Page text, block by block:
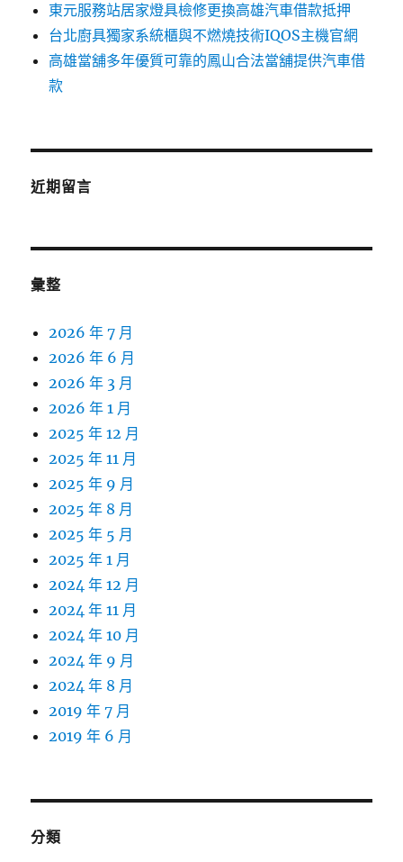
東元服務站居家燈具檢修更換高雄汽車借款抵押
台北廚具獨家系統櫃與不燃燒技術IQOS主機官網
高雄當舖多年優質可靠的鳳山合法當舖提供汽車借
款
近期留言
彙整
2026 年 7 月
2026 年 6 月
2026 年 3 月
2026 年 1 月
2025 年 12 月
2025 年 11 月
2025 年 9 月
2025 年 8 月
2025 年 5 月
2025 年 1 月
2024 年 12 月
2024 年 11 月
2024 年 10 月
2024 年 9 月
2024 年 8 月
2019 年 7 月
2019 年 6 月
分類